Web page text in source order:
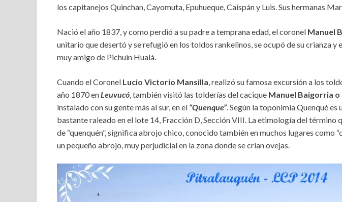
los capitanejos Quinchan, Cayomuta, Epuhueque, Caispán y Luis. Sus hermanas
Nació el año 1837, y como perdió a su padre a temprana edad, el coronel Manuel
unitario que desertó y se refugió en los toldos rankelinos, se ocupó de su crianza y
muy amigo de Pichuin Hualá.
Cuando el Coronel Lucio Victorio Mansilla, realizó su famosa excursión a los
año 1870 enLeuvucó, también visitó las tolderías del cacique Manuel Baigorria
instalado con su gente más al sur, en el “Quenque”. Según la toponimia Quenqué es
bastante raleado en el lote 14, Fracción D, Sección VIII. La etimología del término
de “quenquén”, significa abrojo chico, conocido también en muchos lugares como
un pequeño abrojo, muy perjudicial en la zona donde se crían ovejas.